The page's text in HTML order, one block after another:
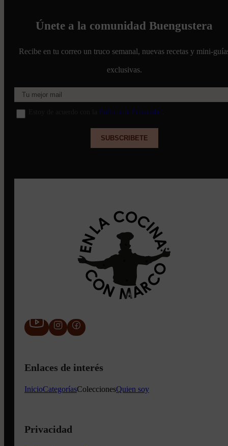
Únete a la comunidad Buengustera
Recibe en tu correo un truco semanal, nuevas recetas y mini-
exclusivas.
Política de Privacidad
Enlaces de interés
InicioCategoríasColeccionesQuien soy
Privacidad